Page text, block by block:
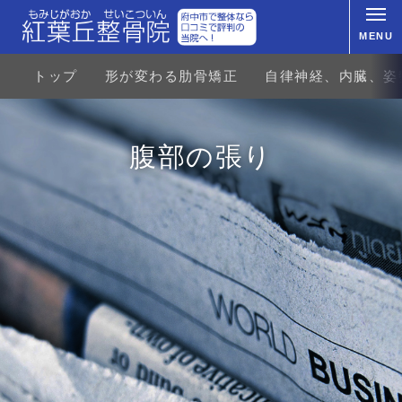
MENU
トップ 形が変わる肋骨矯正 自律神経、内臓、
腹部の張り